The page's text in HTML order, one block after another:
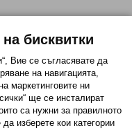
бисквитки
Вие се съгласявате да
на навигацията,
маркетинговите ни
ще се инсталират
са нужни за правилното
изберете кои категории